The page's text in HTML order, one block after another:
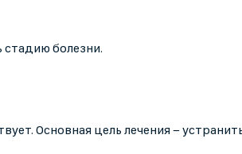
стадию болезни.
Основная цель лечения −